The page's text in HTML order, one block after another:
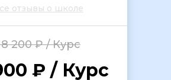
отзывы о школе
200 ₽ / Курс
₽ / Курс